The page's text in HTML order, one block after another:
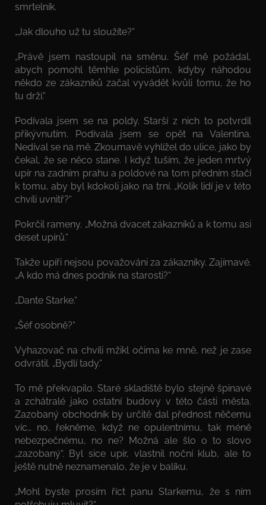
smrtelník.
„Jak dlouho už tu sloužíte?“
„Právě jsem nastoupil na směnu. Šéf mě požádal,
abych pomohl těmhle policistům, kdyby náhodou
někdo ze zákazníků začal vyvádět kvůli tomu, že ho
tu drží.“
Podívala jsem se na poldy. Starší z nich to potvrdil
přikývnutím. Podívala jsem se opět na Valentina.
Nedíval se na mě. Zkoumavě vyhlížel do ulice, jako by
čekal, že se něco stane. I když tuším, že jeden mrtvý
upír na zadním prahu a poldové na tom předním stačí
k tomu, aby byl kdokoli jako na trní. „Kolik lidí je v této
chvíli uvnitř?“
Pokrčil rameny. „Možná dvacet zákazníků a k tomu asi
deset upírů.“
Takže upíři nejsou považováni za zákazníky. Zajímavé.
„A kdo má dnes podnik na starosti?“
„Dante Starke.“
„Šéf osobně?“
Vyhazovač na chvíli mžikl očima ke mně, než je zase
odvrátil. „Bydlí tady.“
To mě překvapilo. Staré skladiště bylo stejně špinavé
a zchátralé jako ostatní budovy v této části města.
Zazobaný obchodník by určitě dal přednost něčemu
víc… no, řekněme, když ne opulentnímu, tak méně
nebezpečnému, no ne? Možná ale šlo o to slovo
„zazobaný“. Byl sice upír, vlastnil noční klub, ale to
ještě nutně neznamenalo, že je v balíku.
„Mohl byste prosím říct panu Starkemu, že s ním